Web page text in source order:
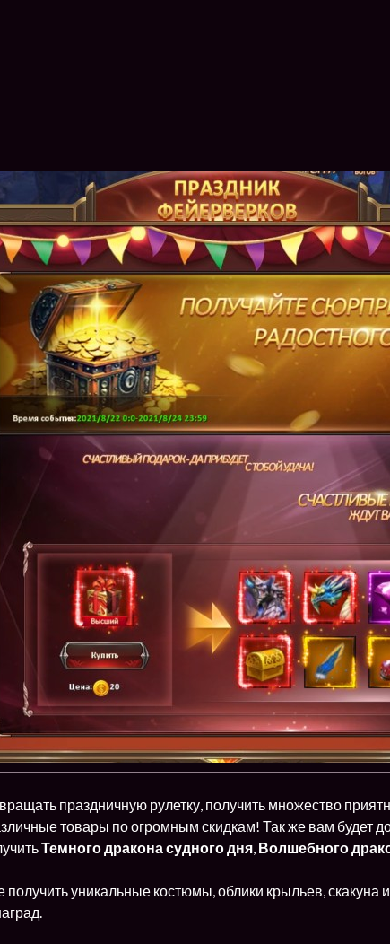
праздничную рулетку, получить множество
товары по огромным скидкам! Так же вам будет
Темного дракона судного дня, Волшебного
уникальные костюмы, облики крыльев, скакуна